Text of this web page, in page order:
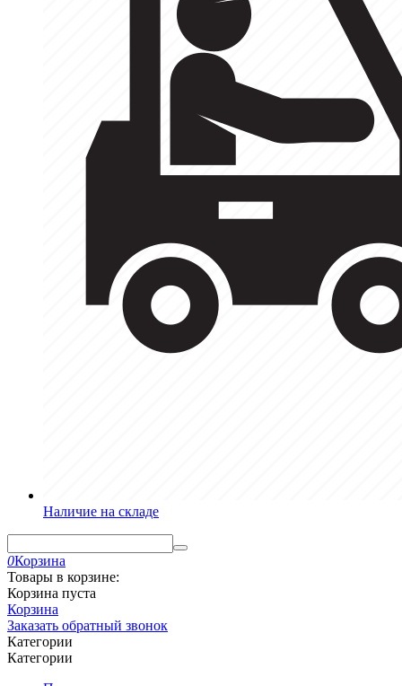
Наличие на складе
0Корзина
Товары в корзине:
Корзина пуста
Корзина
Заказать обратный звонок
Категории
Категории